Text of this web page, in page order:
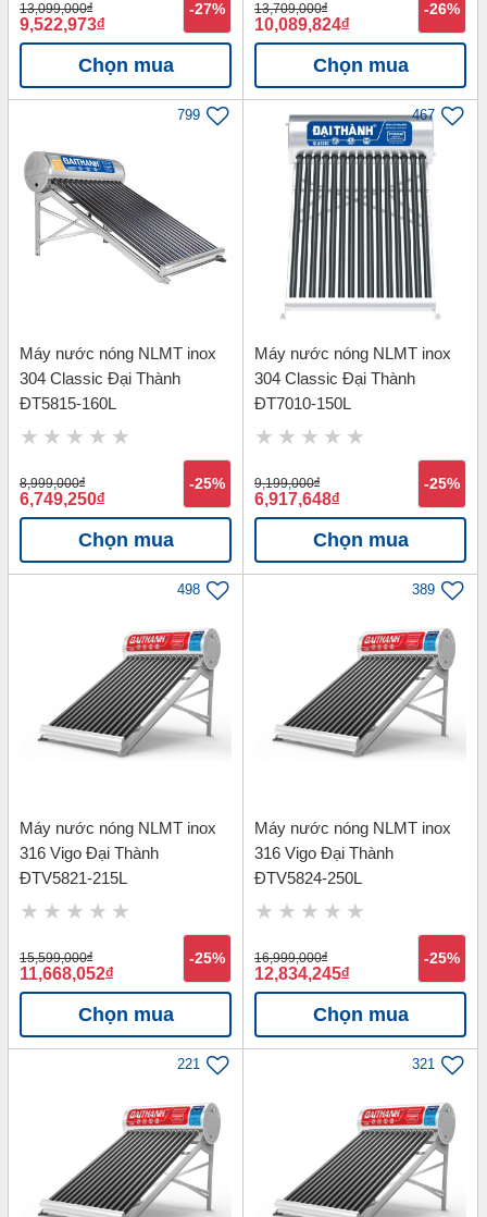
13,099,000đ
9,522,973đ
-27%
Chọn mua
13,709,000đ
10,089,824đ
-26%
Chọn mua
799
Máy nước nóng NLMT inox
304 Classic Đại Thành
ĐT5815-160L
8,999,000đ
6,749,250đ
-25%
Chọn mua
467
Máy nước nóng NLMT inox
304 Classic Đại Thành
ĐT7010-150L
9,199,000đ
6,917,648đ
-25%
Chọn mua
498
Máy nước nóng NLMT inox
316 Vigo Đại Thành
ĐTV5821-215L
15,599,000đ
11,668,052đ
-25%
Chọn mua
389
Máy nước nóng NLMT inox
316 Vigo Đại Thành
ĐTV5824-250L
16,999,000đ
12,834,245đ
-25%
Chọn mua
221 321